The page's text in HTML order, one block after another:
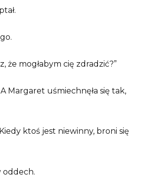
że mogłabym cię zdradzić?”
Margaret uśmiechnęła się tak,
ktoś jest niewinny, broni się
oddech.